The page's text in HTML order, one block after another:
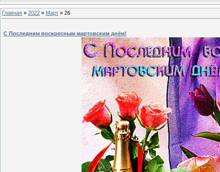
Главная » 2022 » Март » 26
С Последним воскресным мартовским днём!